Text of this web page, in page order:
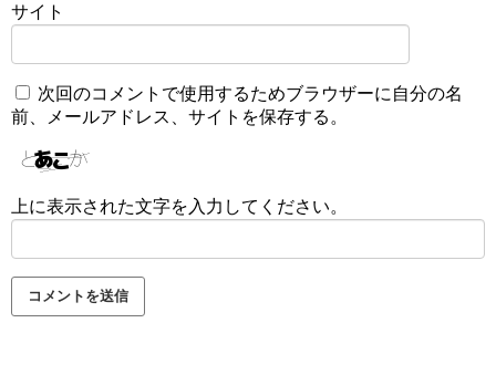
サイト
次回のコメントで使用するためブラウザーに自分の名
前、メールアドレス、サイトを保存する。
上に表示された文字を入力してください。